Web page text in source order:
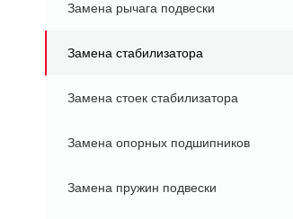
Замена рычага подвески
Замена стабилизатора
Замена стоек стабилизатора
Замена опорных подшипников
Замена пружин подвески